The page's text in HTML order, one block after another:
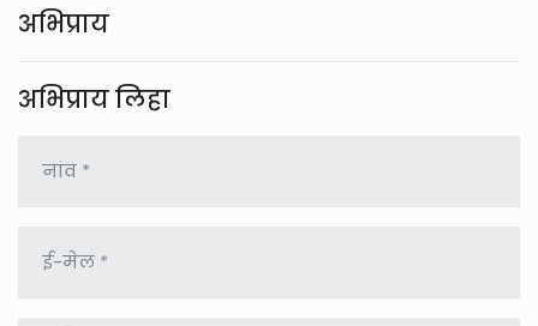
अभिप्राय
अभिप्राय लिहा